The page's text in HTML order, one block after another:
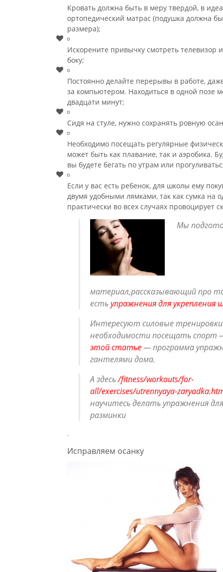
Кровать должна быть в меру твердой, в
ортопедический матрас (подушка должна
размера);
Искорените привычку смотреть телевизор
боку;
Постоянно делайте перерывы в работе,
за компьютером. Находиться в одной позе
двадцати минут;
Сидя на стуле, нужно сохранять ровную
Необходимо посещать регулярные
может быть как плавание, так и аэробика.
вы будете бегать по утрам или
Если у вас есть ребенок, для школы ему
двумя удобными лямками, так как сумка на
практически во всех случаях провоцирует
Мы
материал,рассказывающий про
естьупражнения для укрепления
Интересуют силовые тренировки
необходимости посещать спорт
этой статье— программа
гантелями дома.
А здесь/fitness/workouts/for-
all/exercises/utrennyaya-
научитесь делать упражнения для
разминки
.
Исправляем осанку